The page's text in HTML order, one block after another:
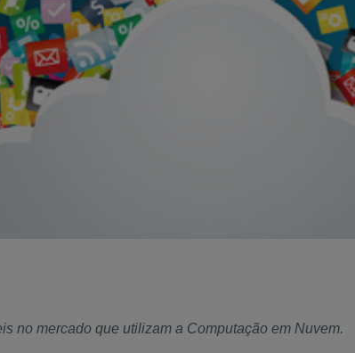
no mercado que utilizam a Computação em Nuvem.